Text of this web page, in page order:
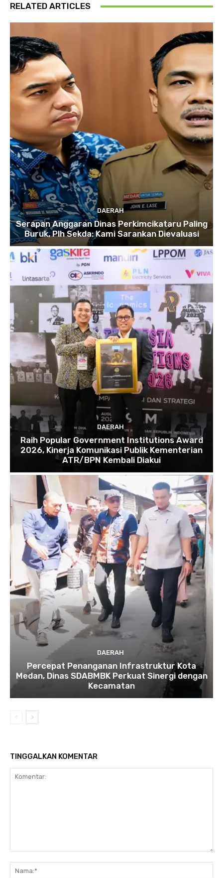
RELATED ARTICLES
DAERAH
Serapan Anggaran Dinas Perkimcikataru Paling
Buruk, Plh Sekda: Kami Sarankan Dievaluasi
DAERAH
Raih Popular Government Institutions Award
2026, Kinerja Komunikasi Publik Kementerian
ATR/BPN Kembali Diakui
DAERAH
Percepat Penanganan Infrastruktur Kota
Medan, Dinas SDABMBK Perkuat Sinergi dengan
Kecamatan
TINGGALKAN KOMENTAR